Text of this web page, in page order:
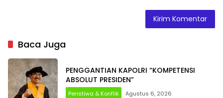
Baca Juga
PENGGANTIAN KAPOLRI “KOMPETENSI
ABSOLUT PRESIDEN”
Peristiwa & Konflik Agustus 6, 2026